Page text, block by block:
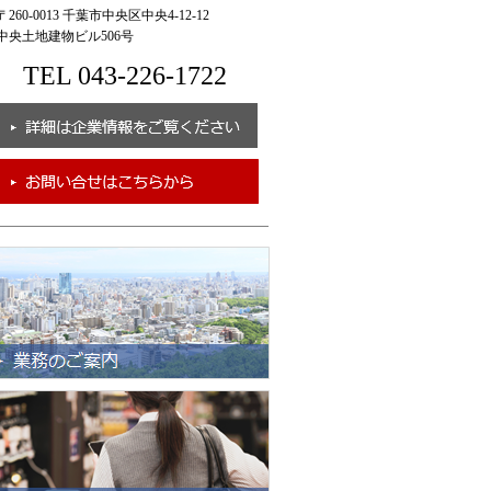
0013 千葉市中央区中央4-12-12
土地建物ビル506号
TEL 043-226-1722